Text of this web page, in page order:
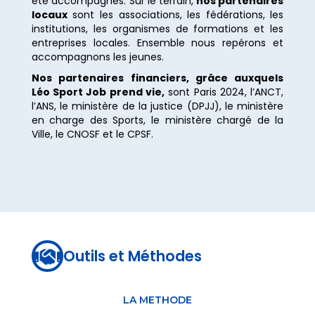
locauxsont les associations, les fédérations, les
institutions, les organismes de formations et les
entreprises locales. Ensemble nous repérons et
accompagnons les jeunes.
Nos partenaires financiers, grâce auxquels
Léo Sport Job prend vie, sont Paris 2024, l’ANCT,
l’ANS, le ministère de la justice (DPJJ), le ministère
en charge des Sports, le ministère chargé de la
Ville, le CNOSF et le CPSF.
Outils et Méthodes
LA METHODE